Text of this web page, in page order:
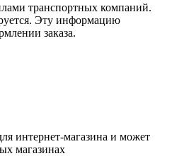
транспортных компаний.
Эту информацию
заказа.
интернет-магазина и может
магазинах